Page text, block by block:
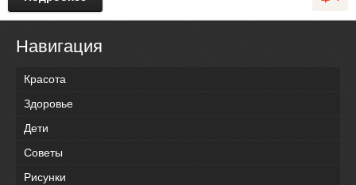
Навигация
Красота
Здоровье
Дети
Советы
Рисунки